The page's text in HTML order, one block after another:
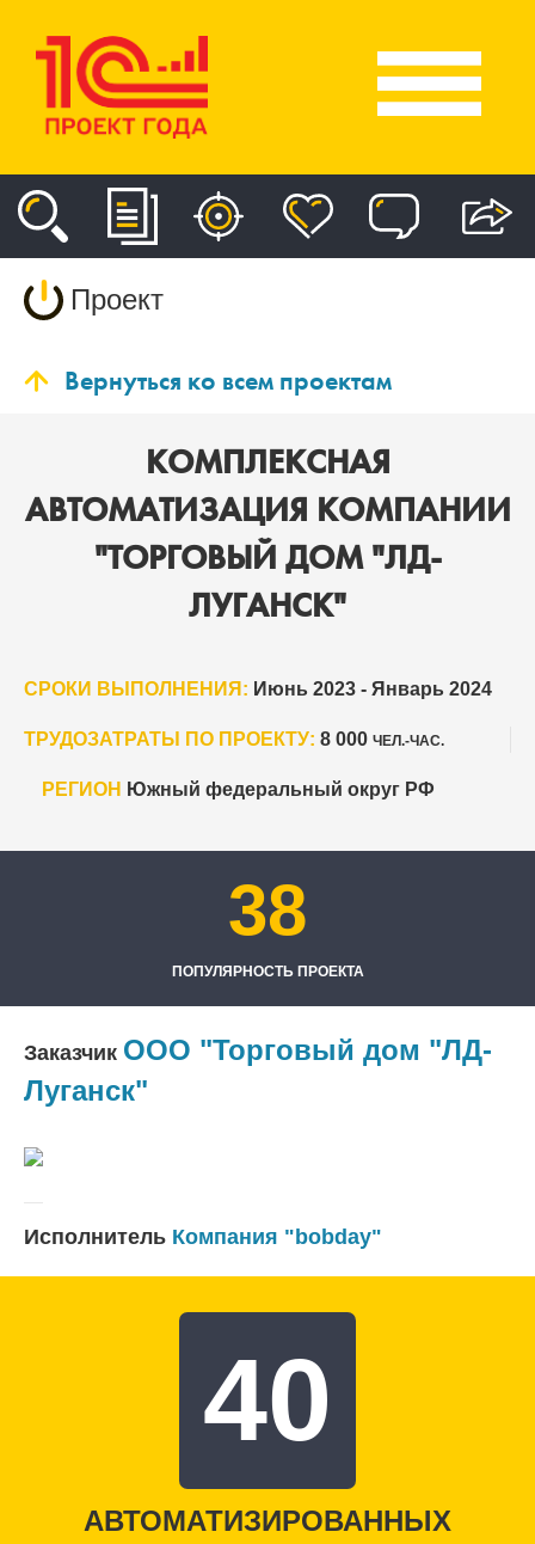
Проект
Вернуться ко всем проектам
КОМПЛЕКСНАЯ
АВТОМАТИЗАЦИЯ КОМПАНИИ
"ТОРГОВЫЙ ДОМ "ЛД-
ЛУГАНСК"
СРОКИ ВЫПОЛНЕНИЯ: Июнь 2023 - Январь 2024
ТРУДОЗАТРАТЫ ПО ПРОЕКТУ: 8 000 ЧЕЛ.-ЧАС.
РЕГИОН Южный федеральный округ РФ
38
ПОПУЛЯРНОСТЬ ПРОЕКТА
Заказчик ООО "Торговый дом "ЛД-
Луганск"
Исполнитель Компания "bobday"
40
АВТОМАТИЗИРОВАННЫХ